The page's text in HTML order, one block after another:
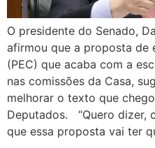
O presidente do Senado,
afirmou que a proposta de
(PEC) que acaba com a
nas comissões da Casa,
melhorar o texto que
Deputados. “Quero dizer,
que essa proposta vai ter